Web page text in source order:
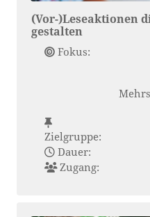
(Vor-)Leseaktionen
gestalten
Fokus:
Zielgruppe:
Dauer:
Zugang: